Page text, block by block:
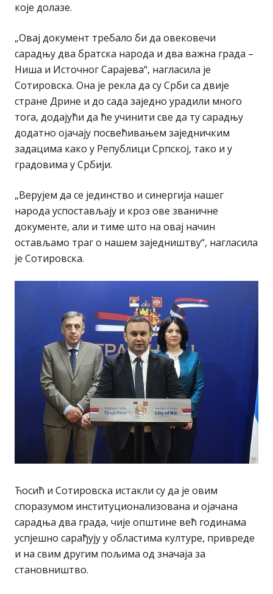
које долазе.
„Овај документ требало би да овековечи
сарадњу два братска народа и два важна града –
Ниша и Источног Сарајева“, нагласила је
Сотировска. Она је рекла да су Срби са двије
стране Дрине и до сада заједно урадили много
тога, додајући да ће учинити све да ту сарадњу
додатно ојачају посвећивањем заједничким
задацима како у Републици Српској, тако и у
градовима у Србији.
„Верујем да се јединство и синергија нашег
народа успостављају и кроз ове званичне
документе, али и тиме што на овај начин
остављамо траг о нашем заједништву“, нагласила
је Сотировска.
Ћосић и Сотировска истакли су да је овим
споразумом институционализована и ојачана
сарадња два града, чије општине већ годинама
успјешно сарађују у областима културе, привреде
и на свим другим пољима од значаја за
становништво.